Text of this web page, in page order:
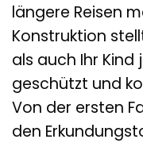
längere Reisen
Konstruktion
als auch Ihr
geschützt und
Von der ersten
den